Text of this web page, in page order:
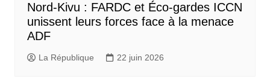
Nord-Kivu : FARDC et Éco-gardes ICCN
unissent leurs forces face à la menace
ADF
La République 22 juin 2026